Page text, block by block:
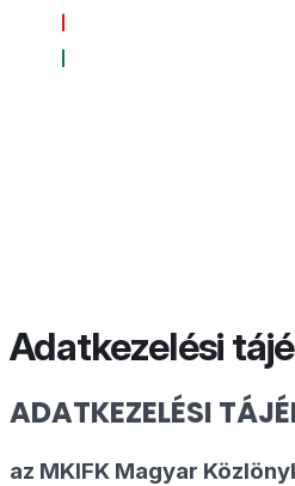
Adatkezelési
ADATKEZELÉSI
az MKIFK Magyar